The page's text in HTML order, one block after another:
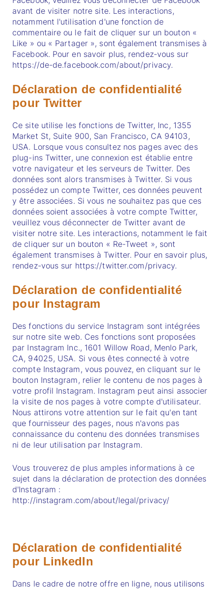
avant de visiter notre site. Les interactions,
notamment l'utilisation d'une fonction de
commentaire ou le fait de cliquer sur un bouton «
Like » ou « Partager », sont également transmises à
Facebook. Pour en savoir plus, rendez-vous sur
https://de-de.facebook.com/about/privacy.
Déclaration de confidentialité
pour Twitter
Ce site utilise les fonctions de Twitter, Inc, 1355
Market St, Suite 900, San Francisco, CA 94103,
USA. Lorsque vous consultez nos pages avec des
plug-ins Twitter, une connexion est établie entre
votre navigateur et les serveurs de Twitter. Des
données sont alors transmises à Twitter. Si vous
possédez un compte Twitter, ces données peuvent
y être associées. Si vous ne souhaitez pas que ces
données soient associées à votre compte Twitter,
veuillez vous déconnecter de Twitter avant de
visiter notre site. Les interactions, notamment le fait
de cliquer sur un bouton « Re-Tweet », sont
également transmises à Twitter. Pour en savoir plus,
rendez-vous sur https://twitter.com/privacy.
Déclaration de confidentialité
pour Instagram
Des fonctions du service Instagram sont intégrées
sur notre site web. Ces fonctions sont proposées
par Instagram Inc., 1601 Willow Road, Menlo Park,
CA, 94025, USA. Si vous êtes connecté à votre
compte Instagram, vous pouvez, en cliquant sur le
bouton Instagram, relier le contenu de nos pages à
votre profil Instagram. Instagram peut ainsi associer
la visite de nos pages à votre compte d'utilisateur.
Nous attirons votre attention sur le fait qu'en tant
que fournisseur des pages, nous n'avons pas
connaissance du contenu des données transmises
ni de leur utilisation par Instagram.
Vous trouverez de plus amples informations à ce
sujet dans la déclaration de protection des données
d'Instagram :
http://instagram.com/about/legal/privacy/
Déclaration de confidentialité
pour LinkedIn
Dans le cadre de notre offre en ligne, nous utilisons